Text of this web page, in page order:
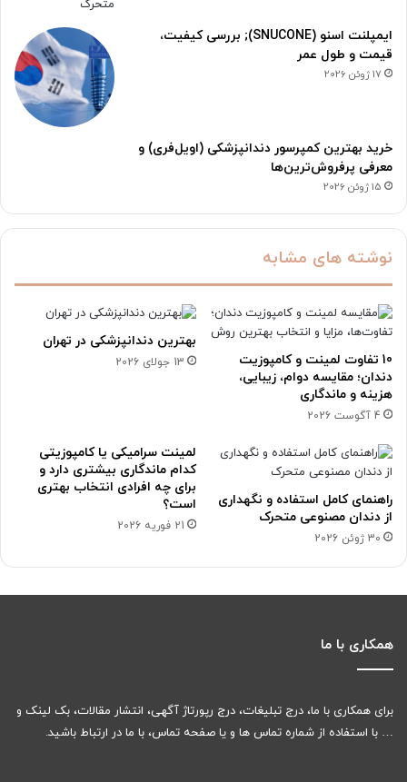
ایمپلنت اسنو (SNUCONE); بررسی کیفیت،
قیمت و طول عمر
17 ژوئن 2026
خرید بهترین کمپرسور دندانپزشکی (اویل‌فری) و
معرفی پرفروش‌ترین‌ها
15 ژوئن 2026
نوشته های مشابه
10 تفاوت لمینت و کامپوزیت
دندان؛ مقایسه دوام، زیبایی،
هزینه و ماندگاری
4 آگوست 2026
بهترین دندانپزشکی در تهران
13 جولای 2026
راهنمای کامل استفاده و نگهداری
از دندان مصنوعی متحرک
30 ژوئن 2026
لمینت سرامیکی یا کامپوزیتی
کدام ماندگاری بیشتری دارد و
برای چه افرادی انتخاب بهتری
است؟
21 فوریه 2026
همکاری با ما
برای همکاری با ما، درج تبلیغات، درج رپورتاژ آگهی، انتشار مقالات، بک لینک و
… با استفاده از شماره تماس ها و یا صفحه تماس، با ما در ارتباط باشید.